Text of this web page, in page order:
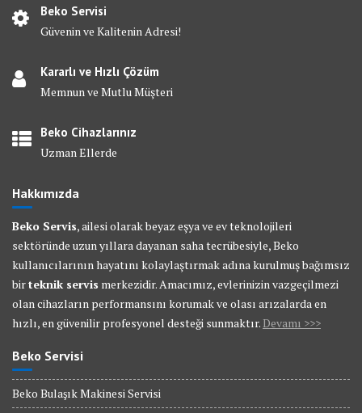
Beko Servisi
Güvenin ve Kalitenin Adresi!
Kararlı ve Hızlı Çözüm
Memnun ve Mutlu Müşteri
Beko Cihazlarınız
Uzman Ellerde
Hakkımızda
Beko Servis, ailesi olarak beyaz eşya ve ev teknolojileri
sektöründe uzun yıllara dayanan saha tecrübesiyle, Beko
kullanıcılarının hayatını kolaylaştırmak adına kurulmuş bağımsız
birteknik servis merkezidir. Amacımız, evlerinizin vazgeçilmezi
olan cihazların performansını korumak ve olası arızalarda en
hızlı, en güvenilir profesyonel desteği sunmaktır. Devamı >>>
Beko Servisi
Beko Bulaşık Makinesi Servisi